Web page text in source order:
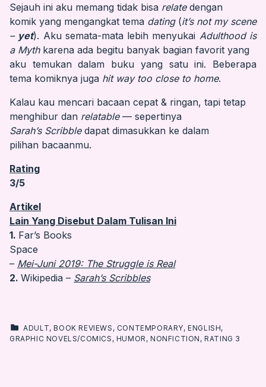
Sejauh ini aku memang tidak bisa relate dengan
komik yang mengangkat tema dating(it’s not my scene
– yet). Aku semata-mata lebih menyukai Adulthood is
a Myth karena ada begitu banyak bagian favorit yang
aku temukan dalam buku yang satu ini. Beberapa
tema komiknya juga hit way too close to home.
Kalau kau mencari bacaan cepat & ringan, tapi tetap
menghibur dan relatable— sepertinya
Sarah’s Scribble dapat dimasukkan ke dalam
pilihan bacaanmu.
Rating
3/5
Artikel
Lain Yang Disebut Dalam Tulisan Ini
1. Far’s Books
Space
– Mei-Juni 2019: The Struggle is Real
2. Wikipedia – Sarah’s Scribbles
CATEGORIZED IN:
ADULT,BOOK REVIEWS , CONTEMPORARY,ENGLISH,
GRAPHIC NOVELS/COMICS , HUMOR ,NONFICTION ,RATING 3